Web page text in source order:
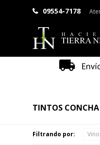
09554-7178
TINTOS
Filtrando por: